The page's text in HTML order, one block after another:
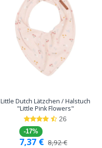
Little Dutch Lätzchen / Halstuch
"Little Pink Flowers"
26
-17%
7,37 € 8,92€